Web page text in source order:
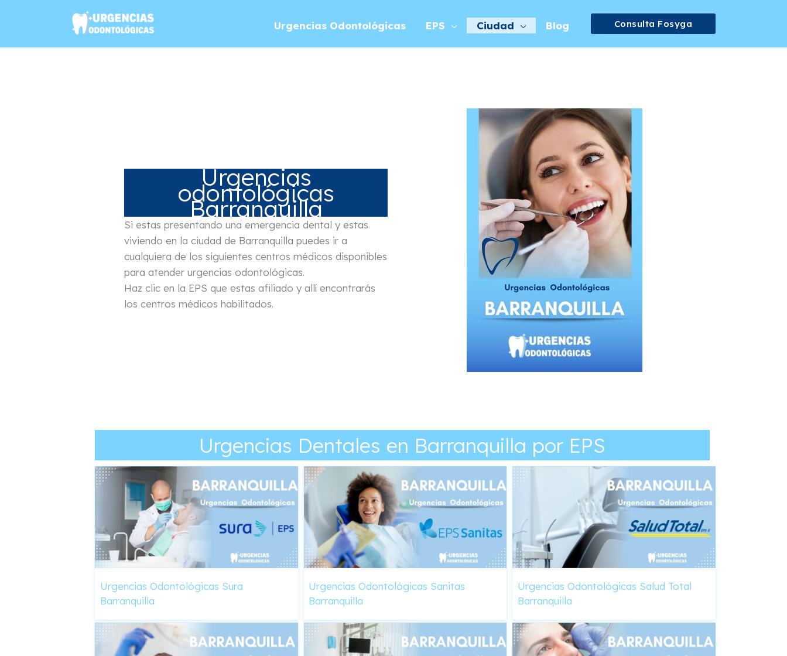
Urgencias Odontológicas EPS Ciudad Blog Consulta Fosyga
Urgencias
odontológicas
Barranquilla
Si estas presentando una emergencia dental y estas
viviendo en la ciudad de Barranquilla puedes ir a
cualquiera de los siguientes centros médicos disponibles
para atender urgencias odontológicas.
Haz clic en la EPS que estas afiliado y allí encontrarás
los centros médicos habilitados.
Urgencias Dentales en Barranquilla por EPS
Urgencias Odontológicas Sura
Barranquilla
Urgencias Odontológicas Sanitas
Barranquilla
Urgencias Odontológicas Salud Total
Barranquilla